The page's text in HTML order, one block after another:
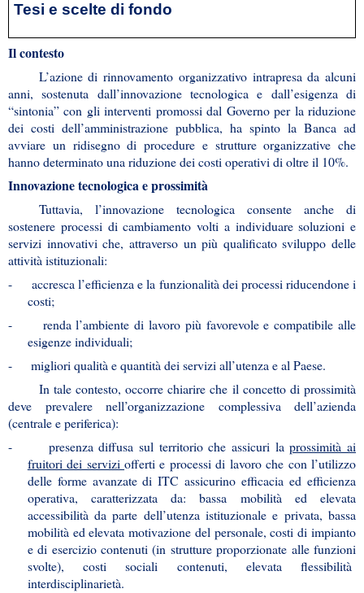
Tesi e scelte di fondo
Il contesto
L’azione di rinnovamento organizzativo intrapresa da alcu­ni
anni, sostenuta dall’innovazione tecnologica e dall’esigenza di
“sintonia” con gli interventi promossi dal Governo per la riduzione
dei costi dell’amministrazione pubblica, ha spinto la Banca ad
avviare un ridisegno di procedure e strutture organizzative che
hanno determinato una riduzione dei costi operativi di oltre il 10%.
Innovazione tecnologica e prossimità
Tuttavia, l’innovazione tecnologica consente anche di
sostenere processi di cambiamento volti a individuare soluzioni e
servizi innovativi che, attraverso un più qualificato sviluppo delle
attività istituzionali:
-
accresca l’efficienza e la funzionalità dei processi riducendone i
costi;
-
renda l’ambiente di lavoro più favorevole e compatibile alle
esigenze individuali;
-
migliori qualità e quantità dei servizi all’utenza e al Paese.
In tale contesto, occorre chiarire che il concetto di prossimità
deve prevalere nell’organizzazione complessiva dell’azienda
(centrale e periferica):
-
presenza diffusa sul territorio che assicuri laprossimità ai
fruitori dei serviziofferti e processi di lavoro che con l’utilizzo
delle forme avanzate di ITC assicurino efficacia ed efficienza
operativa, caratterizzata da: bassa mobilità ed elevata
accessibilità da parte dell’utenza istituzionale e privata, bassa
mobilità ed elevata motivazione del personale, costi di impianto
e di esercizio contenuti (in strutture proporzionate alle funzioni
svolte), costi sociali contenuti, elevata flessibilità
interdisciplinarietà.